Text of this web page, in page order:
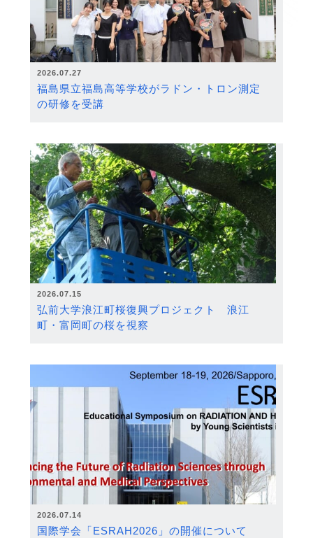
2026.07.27
福島県立福島高等学校がラドン・トロン測定
の研修を受講
2026.07.15
弘前大学浪江町桜復興プロジェクト 浪江
町・富岡町の桜を視察
2026.07.14
国際学会「ESRAH2026」の開催について